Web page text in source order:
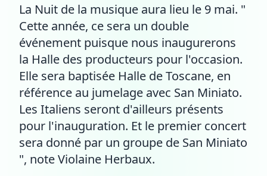
La Nuit de la musique aura lieu le 9 mai. "
Cette année, ce sera un double
événement puisque nous inaugurerons
la Halle des producteurs pour l'occasion.
Elle sera baptisée Halle de Toscane, en
référence au jumelage avec San Miniato.
Les Italiens seront d'ailleurs présents
pour l'inauguration. Et le premier concert
sera donné par un groupe de San Miniato
", note Violaine Herbaux.